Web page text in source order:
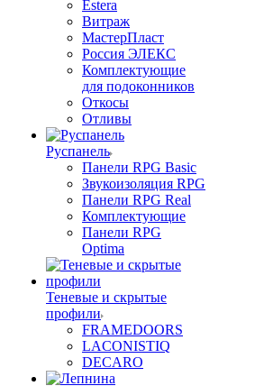
Estera
Витраж
МастерПласт
Россия ЭЛЕКС
Комплектующие
для подоконников
Откосы
Отливы
Руспанель
Панели RPG Basic
Звукоизоляция RPG
Панели RPG Real
Комплектующие
Панели RPG
Optima
Теневые и скрытые
профили
FRAMEDOORS
LACONISTIQ
DECARO